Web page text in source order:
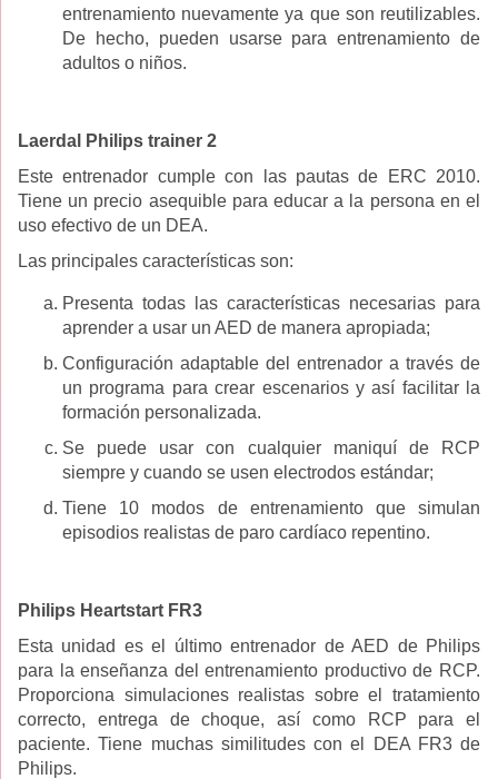
entrenamiento nuevamente ya que son reutilizables.
De hecho, pueden usarse para entrenamiento de
adultos o niños.
Laerdal Philips trainer 2
Este entrenador cumple con las pautas de ERC 2010.
Tiene un precio asequible para educar a la persona en el
uso efectivo de un DEA.
Las principales características son:
Presenta todas las características necesarias para
aprender a usar un AED de manera apropiada;
Configuración adaptable del entrenador a través de
un programa para crear escenarios y así facilitar la
formación personalizada.
Se puede usar con cualquier maniquí de RCP
siempre y cuando se usen electrodos estándar;
Tiene 10 modos de entrenamiento que simulan
episodios realistas de paro cardíaco repentino.
Philips Heartstart FR3
Esta unidad es el último entrenador de AED de Philips
para la enseñanza del entrenamiento productivo de RCP.
Proporciona simulaciones realistas sobre el tratamiento
correcto, entrega de choque, así como RCP para el
paciente. Tiene muchas similitudes con el DEA FR3 de
Philips.